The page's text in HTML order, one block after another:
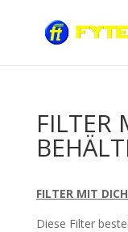
FILTER
FILTER MIT
Diese Filter